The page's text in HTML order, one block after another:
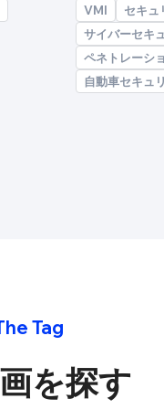
VMI
セキュ
サイバーセキ
ペネトレーシ
自動車セキュ
Tag
を探す